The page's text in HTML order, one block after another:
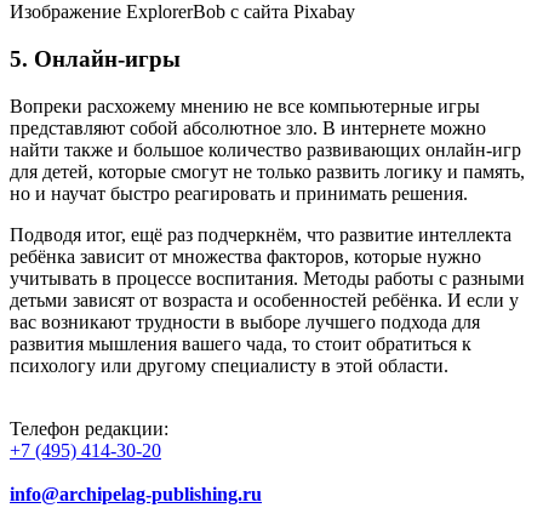
Изображение ExplorerBob с сайта Pixabay
5. Онлайн-игры
Вопреки расхожему мнению не все компьютерные игры
представляют собой абсолютное зло. В интернете можно
найти также и большое количество развивающих онлайн-игр
для детей, которые смогут не только развить логику и память,
но и научат быстро реагировать и принимать решения.
Подводя итог, ещё раз подчеркнём, что развитие интеллекта
ребёнка зависит от множества факторов, которые нужно
учитывать в процессе воспитания. Методы работы с разными
детьми зависят от возраста и особенностей ребёнка. И если у
вас возникают трудности в выборе лучшего подхода для
развития мышления вашего чада, то стоит обратиться к
психологу или другому специалисту в этой области.
Телефон редакции:
+7 (495) 414-30-20
info@archipelag-publishing.ru